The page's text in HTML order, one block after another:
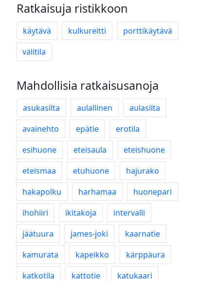
Ratkaisuja ristikkoon
käytävä kulkureitti
porttikäytävä
välitila
Mahdollisia ratkaisusanoja
asukasilta aulallinen
aulasilta
avainehto
epätie
erotila
esihuone
eteisaula
eteishuone
eteismaa
etuhuone
hajurako
hakapolku
harhamaa
huonepari
ihohiiri
ikitakoja
intervalli
jäätuura
james-joki
kaarnatie
kamurata
kapeikko
kärppäura
katkotila
kattotie
katukaari